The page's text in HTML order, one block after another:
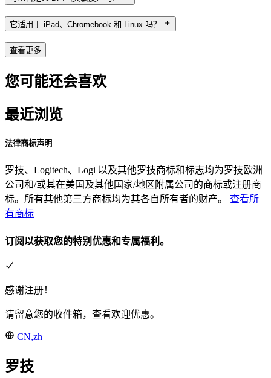
它适用于 iPad、Chromebook 和 Linux 吗？
查看更多
您可能还会喜欢
最近浏览
法律商标声明
罗技、Logitech、Logi 以及其他罗技商标和标志均为罗技欧洲
公司和/或其在美国及其他国家/地区附属公司的商标或注册商
标。所有其他第三方商标均为其各自所有者的财产。 查看所
有商标
订阅以获取您的特别优惠和专属福利。
感谢注册！
请留意您的收件箱，查看欢迎优惠。
CN,zh
罗技